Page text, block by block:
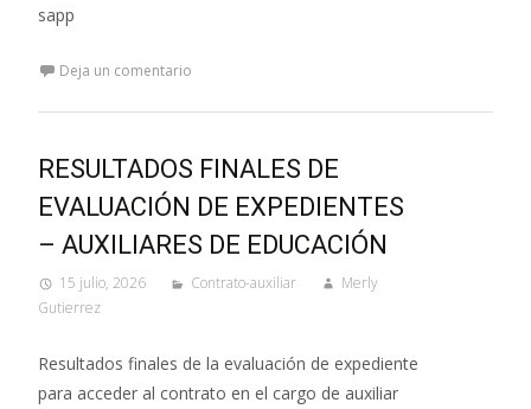
sapp
Deja un comentario
RESULTADOS FINALES DE
EVALUACIÓN DE EXPEDIENTES
– AUXILIARES DE EDUCACIÓN
15 julio, 2026 Contrato-auxiliar
Merly
Gutierrez
Resultados finales de la evaluación de expediente
para acceder al contrato en el cargo de auxiliar